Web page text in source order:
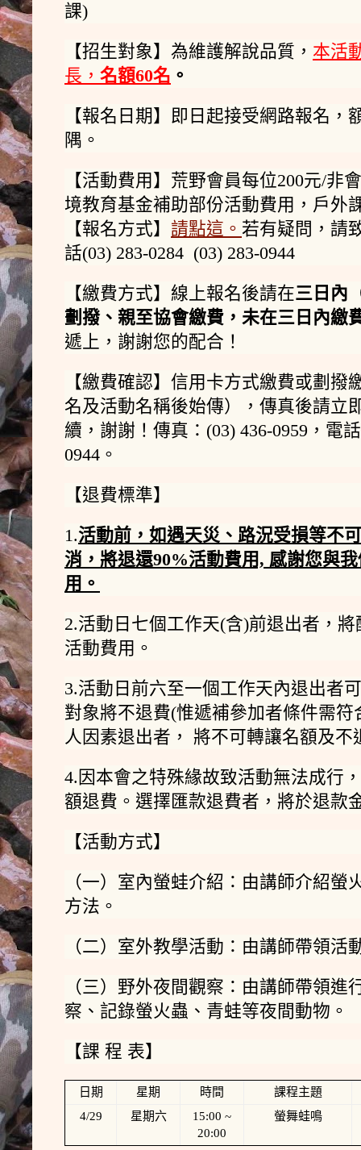
課)
【招生對象】為維護解說品質， 本活
長 ， 名額60名 。
【報名日期】即日起接受網路報名
隅。
【活動費用】荒野會員每位200元/非
境教育基金補助部份活動費用，戶外
【報名方式】 請點這。 若有疑問，請
話(03) 283-0284 (03) 283-0944
【繳費方式】線上報名後請在三日內
劃撥、親至協會繳費，未在三日內繳
遞上，謝謝您的配合！
【繳費確認】信用卡方式繳費或劃
名及活動名稱後始傳），傳真後請立
續，謝謝！傳真：(03) 436-0959，電
0944。
【退費標準】
1.活動前，如遇天災、路況受損等不
消，將退還90%活動費用, 感謝您與
用。
2.活動日七個工作天(含)前退出者，
活動費用。
3.活動日前六至一個工作天內退出者
對象將不退費(惟遞補參加者條件需
人因素退出者， 將不可轉讓名額及不
4.因本會之特殊緣故致活動無法成行
額退費。選擇匯款退費者，將於退款
【活動方式】
（一）室內螢蛙介紹：由講師介紹
方法。
（二）室外教學活動：由講師帶領
（三）野外夜間觀察：由講師帶領
察、記錄螢火蟲、青蛙等夜間動物。
【課 程 表】
日期 星期 時間
課程主題
4/29
星期六
15:00 ~
20:00
螢舞蛙鳴